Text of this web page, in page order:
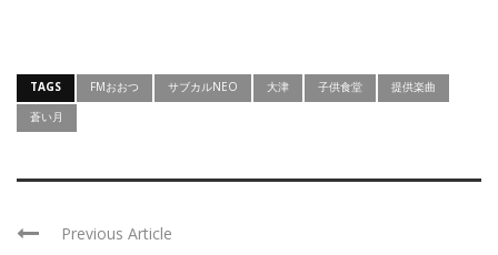
TAGS FMおおつ サブカルNEO 大津 子供食堂
提供楽曲
蒼い月
Previous Article